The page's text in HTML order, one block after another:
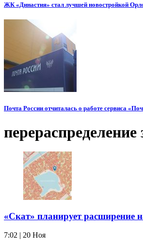
ЖК «Династия» стал лучшей новостройкой
Почта России отчиталась о работе сервиса
«Скат» планирует расширение
7:02 | 20 Ноя